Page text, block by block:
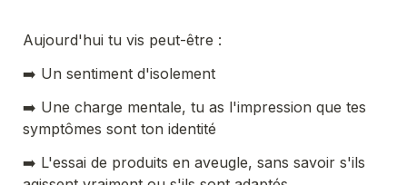
Aujourd'hui tu vis peut-être :
➡️​ Un sentiment d'isolement
➡️​ Une charge mentale, tu as l'impression que tes
symptômes sont ton identité
➡️​ L'essai de produits en aveugle, sans savoir s'ils